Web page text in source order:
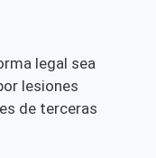
legal sea
lesiones
de terceras